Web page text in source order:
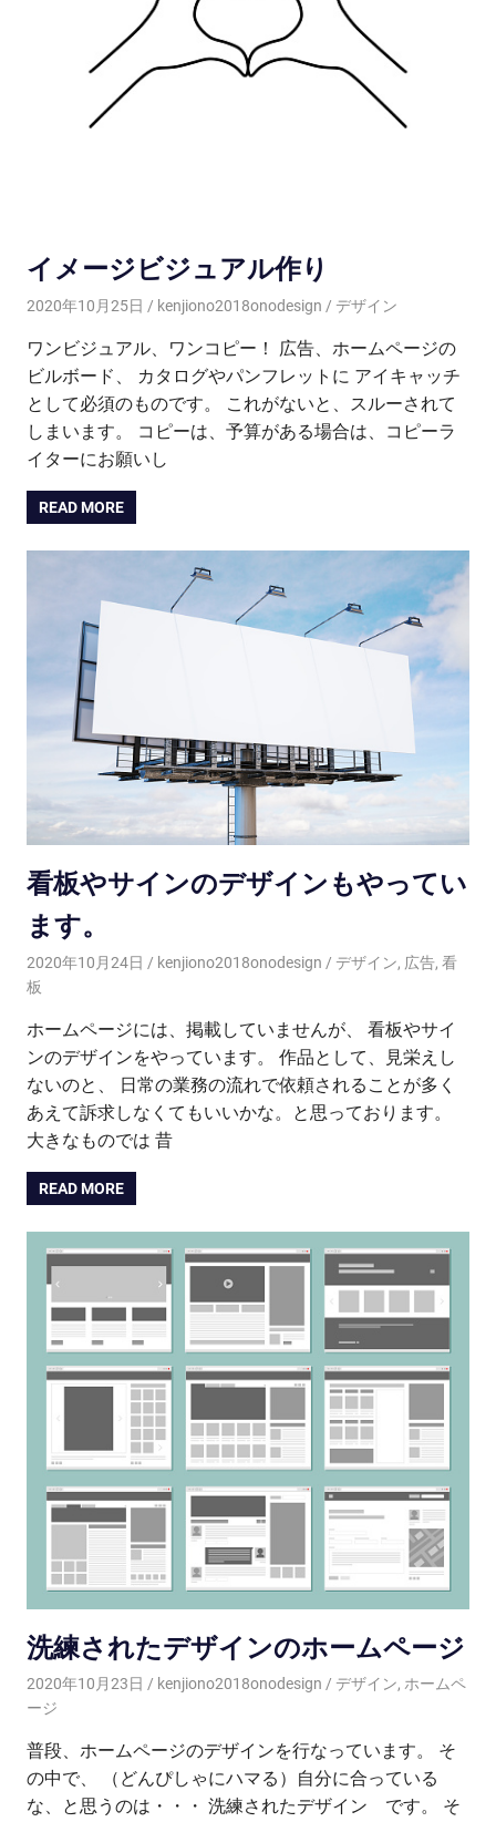
イメージビジュアル作り
2020年10月25日 kenjiono2018onodesign デザイン
ワンビジュアル、ワンコピー！ 広告、ホームページの
ビルボード、 カタログやパンフレットに アイキャッチ
として必須のものです。 これがないと、スルーされて
しまいます。 コピーは、予算がある場合は、コピーラ
イターにお願いし
READ MORE
看板やサインのデザインもやってい
ます。
2020年10月24日 kenjiono2018onodesign デザイン, 広告, 看
板
ホームページには、掲載していませんが、 看板やサイ
ンのデザインをやっています。 作品として、見栄えし
ないのと、 日常の業務の流れで依頼されることが多く
あえて訴求しなくてもいいかな。と思っております。
大きなものでは 昔
READ MORE
洗練されたデザインのホームページ
2020年10月23日 kenjiono2018onodesign デザイン, ホームペ
ージ
普段、ホームページのデザインを行なっています。 そ
の中で、 （どんぴしゃにハマる）自分に合っている
な、と思うのは・・・ 洗練されたデザイン です。 そ